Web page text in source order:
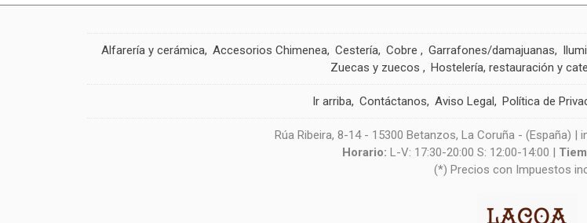
Alfarería y cerámica Accesorios Chimenea Cestería Cobre Garrafones/damajuanas
Zuecas y zuecos
Hostelería, restauración y
Ir arriba Contáctanos Aviso Legal Política de
Rúa Ribeira, 8-14 - 15300 Betanzos, La Coruña - (España) |
Horario: L-V: 17:30-20:00 S: 12:00-14:00 |
(*) Precios con Impuestos